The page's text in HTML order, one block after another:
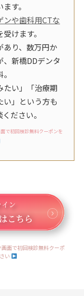
す。
ンや歯科用CTな
受けます。
あり、数万円か
新橋DDデンタ
たい」「治療期
い」という方も
ださい。
で初回検診無料クーポンを
面で初回検診無料クーポ
い